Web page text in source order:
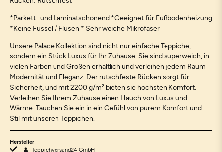
*Parkett- und Laminatschonend *Geeignet für Fußbodenheizung
*Keine Fussel / Flusen * Sehr weiche Mikrofaser
Unsere Palace Kollektion sind nicht nur einfache Teppiche,
sondern ein Stück Luxus für Ihr Zuhause. Sie sind superweich, in
vielen Farben und Größen erhältlich und verleihen jedem Raum
Modernität und Eleganz. Der rutschfeste Rücken sorgt für
Sicherheit, und mit 2200 g/m² bieten sie höchsten Komfort.
Verleihen Sie Ihrem Zuhause einen Hauch von Luxus und
Wärme. Tauchen Sie ein in ein Gefühl von purem Komfort und
Stil mit unseren Teppichen.
Hersteller
Teppichversand24 GmbH